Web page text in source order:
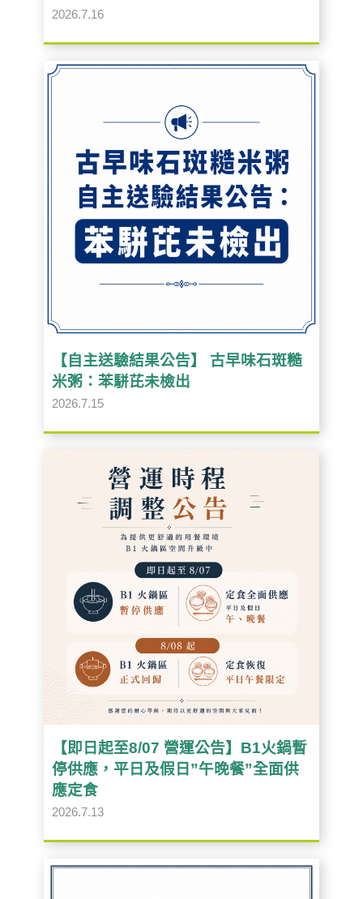
2026.7.16
【自主送驗結果公告】 古早味石斑糙
米粥：苯駢芘未檢出
2026.7.15
【即日起至8/07 營運公告】B1火鍋暫
停供應，平日及假日”午晚餐”全面供
應定食
2026.7.13